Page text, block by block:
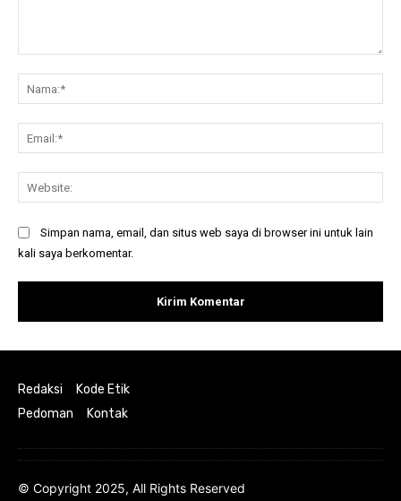
Simpan nama, email, dan situs web saya di browser ini untuk lain
kali saya berkomentar.
Redaksi
Kode Etik
Pedoman
Kontak
© Copyright 2025, All Rights Reserved